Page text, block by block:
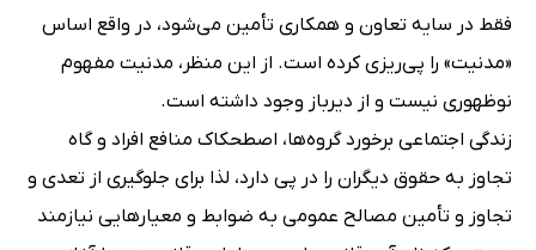
فقط در سایه تعاون و همکاری تأمین می‌شود، در واقع اساس
«مدنیت» را پی‌ریزی کرده‌ است. از این منظر، مدنیت مفهوم
نوظهوری نیست و از دیرباز وجود داشته است.
زندگی اجتماعی برخورد گروه‌ها، اصطحکاک منافع افراد و گاه
تجاوز به حقوق دیگران را در پی دارد، لذا برای جلوگیری از تعدی و
تجاوز و تأمین مصالح عمومی به ضوابط و معیارهایی نیازمند